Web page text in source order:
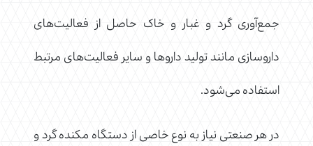
جمع‌آوری گرد و غبار و خاک حاصل از فعالیت‌های
داروسازی مانند تولید داروها و سایر فعالیت‌های مرتبط
استفاده می‌شود.
در هر صنعتی نیاز به نوع خاصی از دستگاه مکنده گرد و